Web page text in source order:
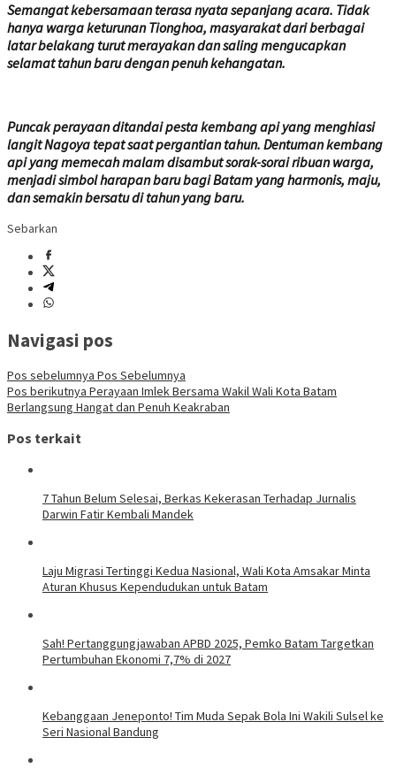
Semangat kebersamaan terasa nyata sepanjang acara. Tidak
hanya warga keturunan Tionghoa, masyarakat dari berbagai
latar belakang turut merayakan dan saling mengucapkan
selamat tahun baru dengan penuh kehangatan.
Puncak perayaan ditandai pesta kembang api yang menghiasi
langit Nagoya tepat saat pergantian tahun. Dentuman kembang
api yang memecah malam disambut sorak-sorai ribuan warga,
menjadi simbol harapan baru bagi Batam yang harmonis, maju,
dan semakin bersatu di tahun yang baru.
Sebarkan
Navigasi pos
Pos sebelumnya Pos Sebelumnya
Pos berikutnya Perayaan Imlek Bersama Wakil Wali Kota Batam
Berlangsung Hangat dan Penuh Keakraban
Pos terkait
7 Tahun Belum Selesai, Berkas Kekerasan Terhadap Jurnalis
Darwin Fatir Kembali Mandek
Laju Migrasi Tertinggi Kedua Nasional, Wali Kota Amsakar Minta
Aturan Khusus Kependudukan untuk Batam
Sah! Pertanggungjawaban APBD 2025, Pemko Batam Targetkan
Pertumbuhan Ekonomi 7,7% di 2027
Kebanggaan Jeneponto! Tim Muda Sepak Bola Ini Wakili Sulsel ke
Seri Nasional Bandung